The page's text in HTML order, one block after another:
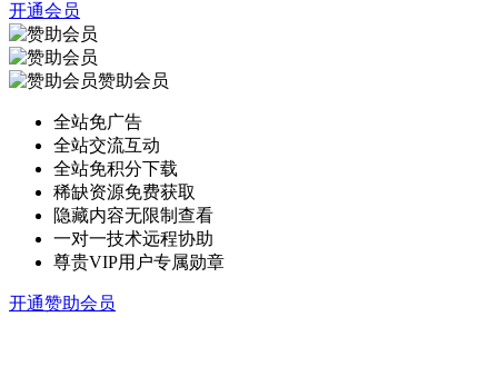
开通会员
赞助会员
全站免广告
全站交流互动
全站免积分下载
稀缺资源免费获取
隐藏内容无限制查看
一对一技术远程协助
尊贵VIP用户专属勋章
开通赞助会员